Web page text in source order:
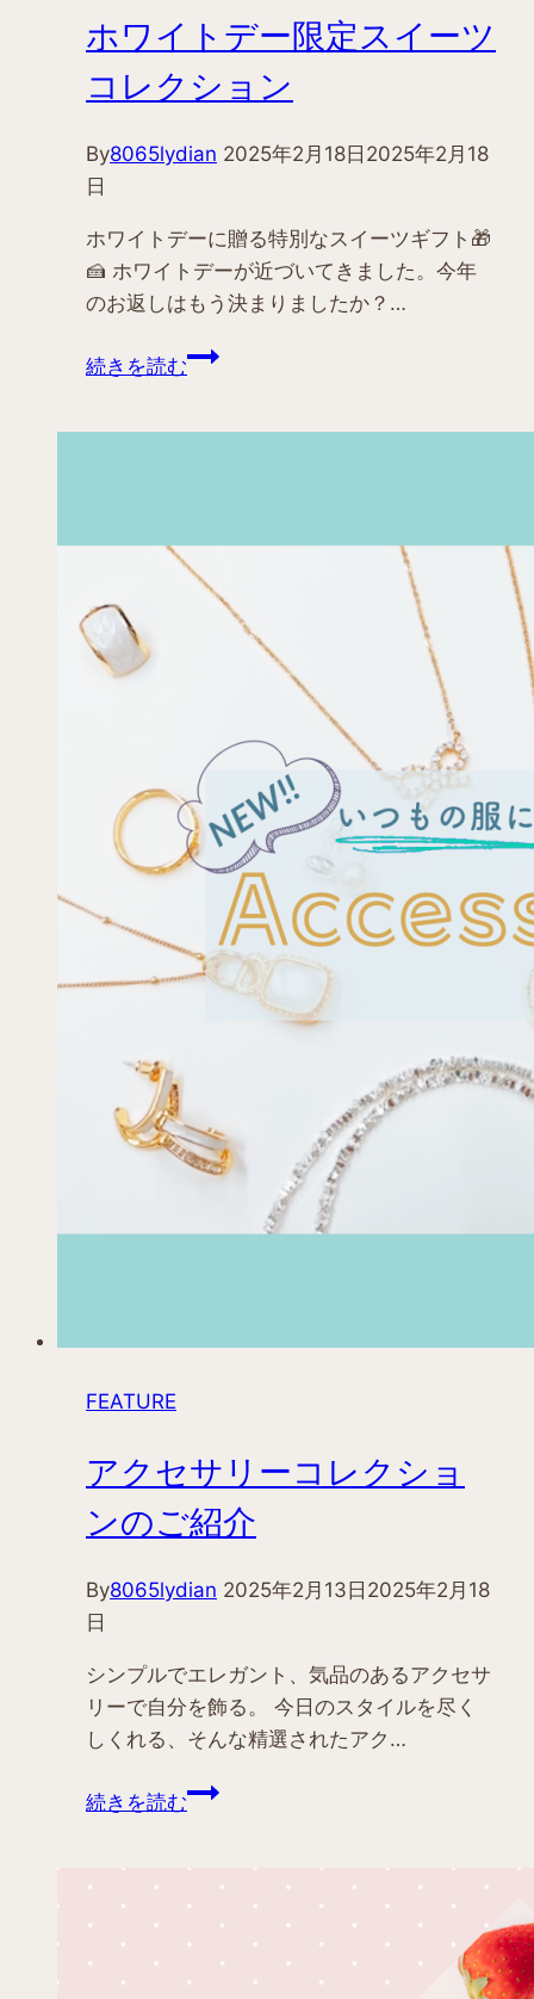
ホワイトデー限定スイーツ
コレクション
By8065lydian 2025年2月18日 2025年2月18
日
ホワイトデーに贈る特別なスイーツギフト🎁
🍰 ホワイトデーが近づいてきました。今年
のお返しはもう決まりましたか？…
続きを読むホ
限
定
レ
ク
シ
ョ
FEATURE
アクセサリーコレクショ
ンのご紹介
By8065lydian 2025年2月13日 2025年2月18
日
シンプルでエレガント、気品のあるアクセサ
リーで自分を飾る。 今日のスタイルを尽く
しくれる、そんな精選されたアク…
続きを読むア
ー
コ